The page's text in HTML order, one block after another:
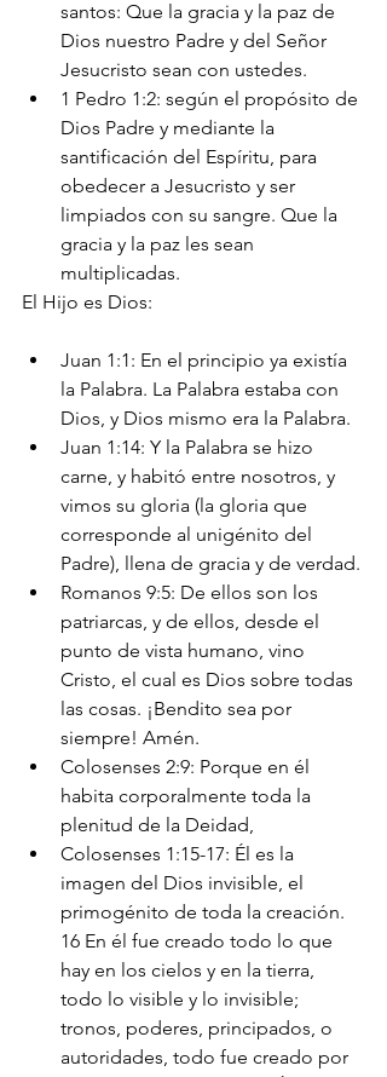
santos: Que la gracia y la paz de
Dios nuestro Padre y del Señor
Jesucristo sean con ustedes.
1 Pedro 1:2: según el propósito de
Dios Padre y mediante la
santificación del Espíritu, para
obedecer a Jesucristo y ser
limpiados con su sangre. Que la
gracia y la paz les sean
multiplicadas.
El Hijo es Dios:
Juan 1:1: En el principio ya existía
la Palabra. La Palabra estaba con
Dios, y Dios mismo era la Palabra.
Juan 1:14: Y la Palabra se hizo
carne, y habitó entre nosotros, y
vimos su gloria (la gloria que
corresponde al unigénito del
Padre), llena de gracia y de verdad.
Romanos 9:5: De ellos son los
patriarcas, y de ellos, desde el
punto de vista humano, vino
Cristo, el cual es Dios sobre todas
las cosas. ¡Bendito sea por
siempre! Amén.
Colosenses 2:9: Porque en él
habita corporalmente toda la
plenitud de la Deidad,
Colosenses 1:15-17: Él es la
imagen del Dios invisible, el
primogénito de toda la creación.
16 En él fue creado todo lo que
hay en los cielos y en la tierra,
todo lo visible y lo invisible;
tronos, poderes, principados, o
autoridades, todo fue creado por